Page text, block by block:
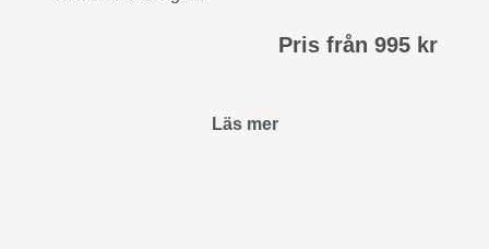
Pris från 995 kr
Läs mer